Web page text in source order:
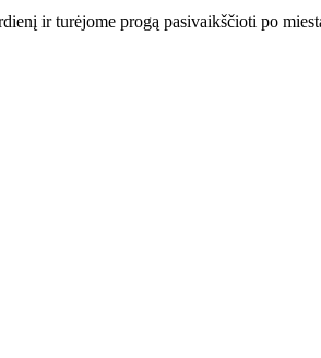
ir turėjome progą pasivaikščioti po